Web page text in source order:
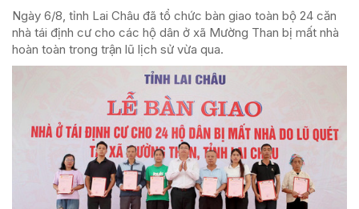
Ngày 6/8, tỉnh Lai Châu đã tổ chức bàn giao toàn bộ 24 căn
nhà tái định cư cho các hộ dân ở xã Mường Than bị mất nhà
hoàn toàn trong trận lũ lịch sử vừa qua.